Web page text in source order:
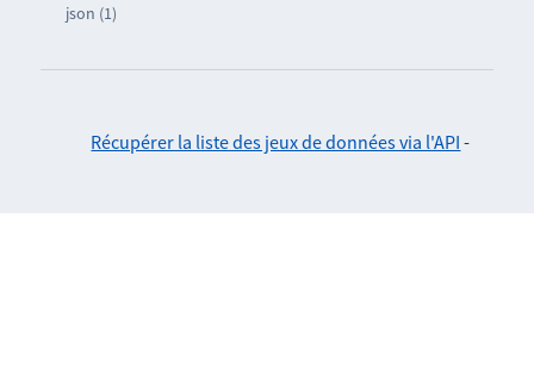
json (1)
Récupérer la liste des jeux de données via l'API -